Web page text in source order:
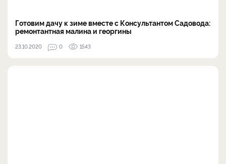
Готовим дачу к зиме вместе с Консультантом Cадовода:
ремонтантная малина и георгины
23.10.2020 0 1543